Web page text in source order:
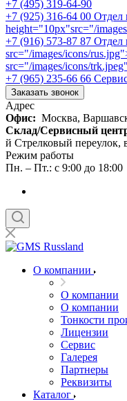
+7 (495) 319-64-90
+7 (925) 316-64 00 Отдел
height="10px"src="/
+7 (916) 573-87 87 Отдел
src="/images/icons/
src="/images/icons/
+7 (965) 235-66 66
Заказать звонок
Адрес
Офис: Москва,
Склад/Сервисный
й Стрелковый переулок,
Режим работы
Пн. – Пт.: с 9:00 до 18:00
О компании
О компании
О компании
Тонкости
Лицензии
Сервис
Галерея
Партнеры
Реквизиты
Каталог